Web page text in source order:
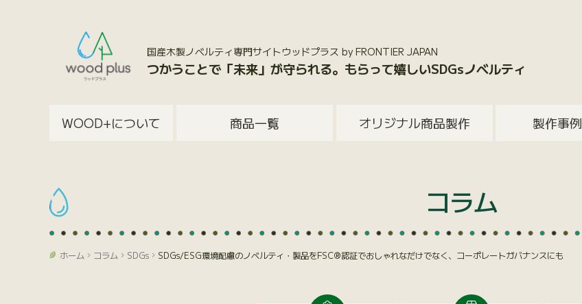
国産木製ノベルティ専門サイトウッドプラス by FRONTIER JAPAN
つかうことで「未来」が守られる。もらって嬉しいSDGsノベルティ
WOOD+について 商品一覧 オリジナル商品製作 製作事例
コラム
ホーム コラム SDGs SDGs/ESG環境配慮のノベルティ・製品をFSC®︎認証でおしゃれなだけでなく、コーポレートガバナンスにも